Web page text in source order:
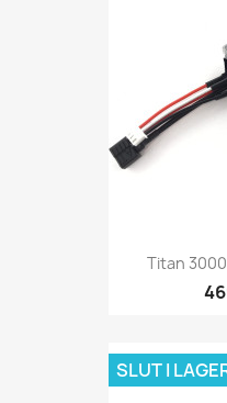
Titan
SLUT I